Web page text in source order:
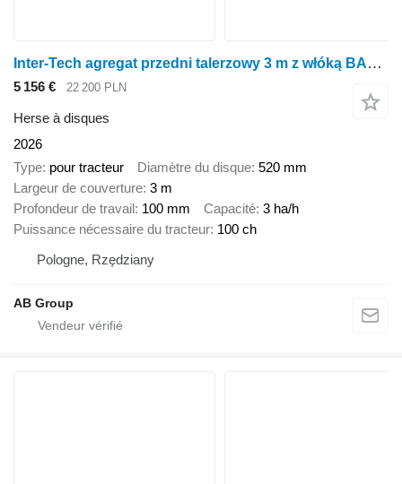
Inter-Tech agregat przedni talerzowy 3 m z włóką BAP02
5 156 € 22 200 PLN
Herse à disques
2026
Type pour tracteur Diamètre du disque 520 mm
Largeur de couverture 3 m
Profondeur de travail 100 mm Capacité 3 ha/h
Puissance nécessaire du tracteur 100 ch
Pologne, Rzędziany
AB Group